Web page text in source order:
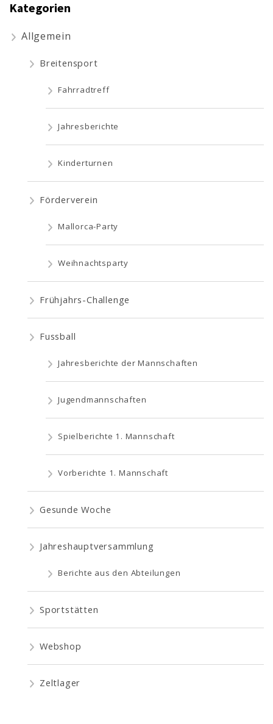
Kategorien
Allgemein
Breitensport
Fahrradtreff
Jahresberichte
Kinderturnen
Förderverein
Mallorca-Party
Weihnachtsparty
Frühjahrs-Challenge
Fussball
Jahresberichte der Mannschaften
Jugendmannschaften
Spielberichte 1. Mannschaft
Vorberichte 1. Mannschaft
Gesunde Woche
Jahreshauptversammlung
Berichte aus den Abteilungen
Sportstätten
Webshop
Zeltlager